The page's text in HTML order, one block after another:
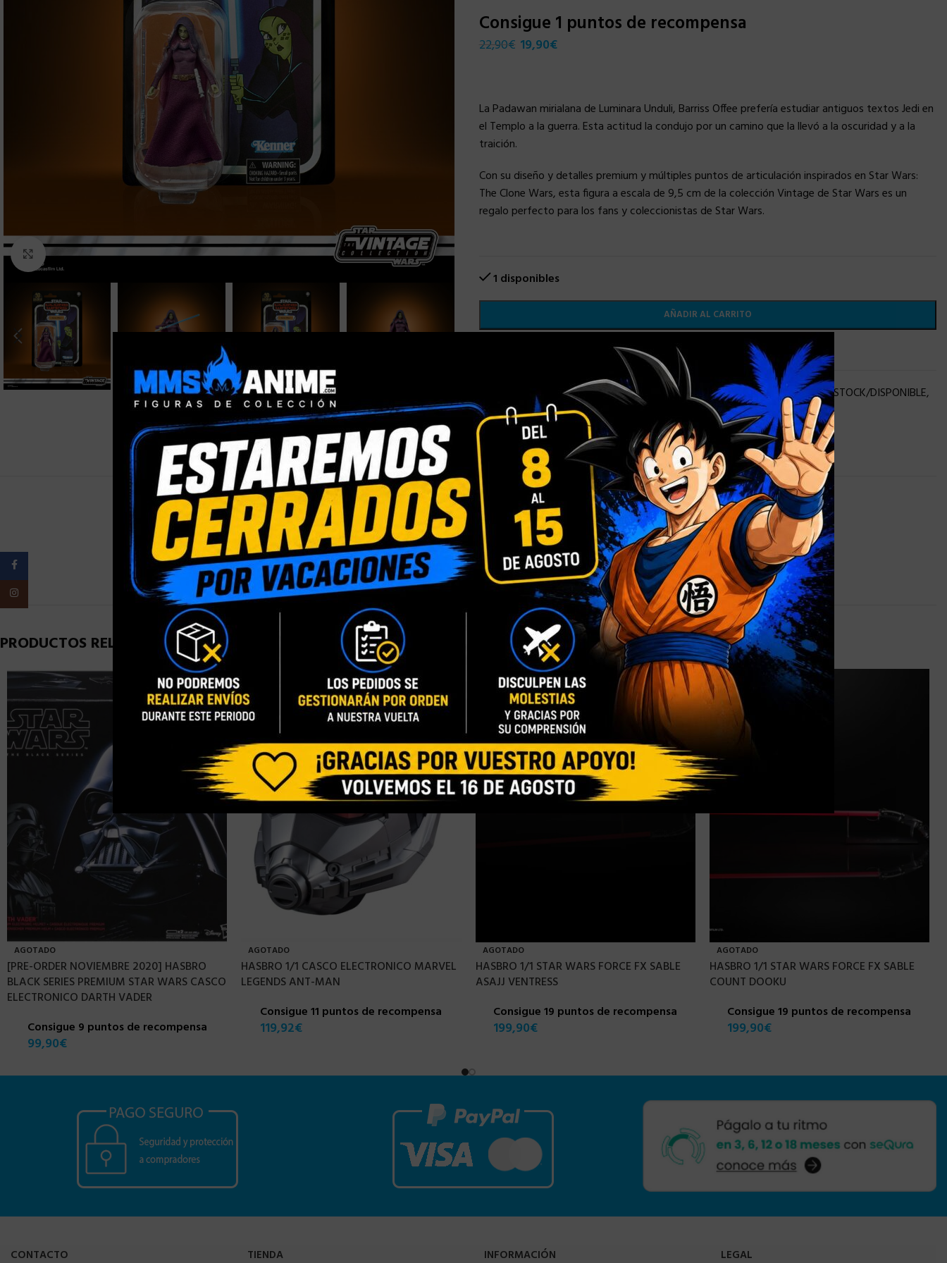
Clic para ampliar
Consigue 1 puntos de recompensa
22,90€ 19,90€
La Padawan mirialana de Luminara Unduli, Barriss Offee prefería estudiar antiguos textos Jedi en
el Templo a la guerra. Esta actitud la condujo por un camino que la llevó a la oscuridad y a la
traición.
Con su diseño y detalles premium y múltiples puntos de articulación inspirados en Star Wars:
The Clone Wars, esta figura a escala de 9,5 cm de la colección Vintage de Star Wars es un
regalo perfecto para los fans y coleccionistas de Star Wars.
1 disponibles
AÑADIR AL CARRITO
Añadir a la lista de deseos
Categorías: HASBRO,HASBRO STAR WARS HASBRO STOCK, STAR WARS,STOCK/DISPONIBLE,
Vintage Collection Star Wars
Compartir:
INFORMACIÓN ADICIONAL
PESO 0,9 kg
PRODUCTOS RELACIONADOS
AGOTADO
[PRE-ORDER NOVIEMBRE 2020] HASBRO
BLACK SERIES PREMIUM STAR WARS CASCO
ELECTRONICO DARTH VADER
Consigue 9 puntos de recompensa
99,90€
AGOTADO
HASBRO 1/1 CASCO ELECTRONICO MARVEL
LEGENDS ANT-MAN
Consigue 11 puntos de recompensa
119,92€
AGOTADO
HASBRO 1/1 STAR WARS FORCE FX SABLE
ASAJJ VENTRESS
Consigue 19 puntos de recompensa
199,90€
AGOTADO
HASBRO 1/1 STAR WARS FORCE FX SABLE
COUNT DOOKU
Consigue 19 puntos de recompensa
199,90€
CONTACTO TIENDA INFORMACIÓN LEGAL